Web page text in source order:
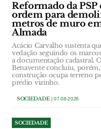
Reformado da PSP
ordem para
metros de muro
Almada
Acácio Carvalho sustenta
vedação seguindo os
a documentação cadastral.
Benavente concluiu,
construção ocupa terreno
prédio vizinho.
SOCIEDADE| 07-08-2026
SOCIEDADE